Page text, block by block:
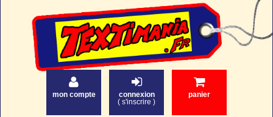
mon compte
connexion
( s'inscrire )
panier